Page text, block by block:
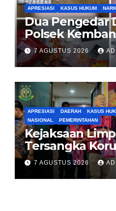
APRESIASI KASUS HUKUM
Dua Pengedar
Polsek
Obat Keras,
Puluhan Vape
Diamankan
7 AGUSTUS 2026
APRESIASI DAERAH KASUS
NASIONAL
PEMERINTAHAN
Kejaksaan
Tersangka
PES dan ISC
Jakarta Pusat
7 AGUSTUS 2026